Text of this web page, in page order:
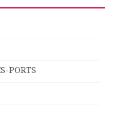
PORTS